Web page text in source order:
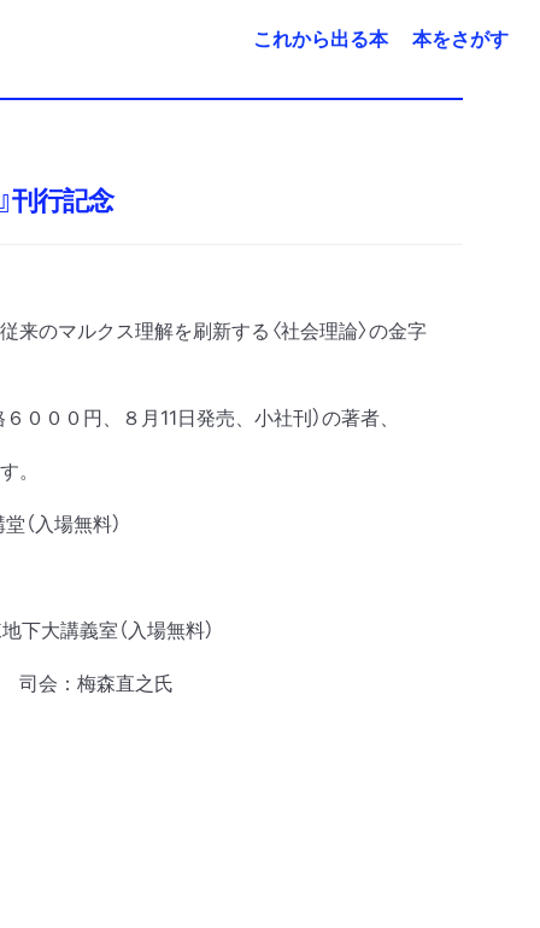
これから出る本 本をさがす
刊行記念
のマルクス理解を刷新する〈社会理論〉の金字
００円、８月11日発売、小社刊）の著者、
。
（入場無料）
下大講義室（入場無料）
司会：梅森直之氏